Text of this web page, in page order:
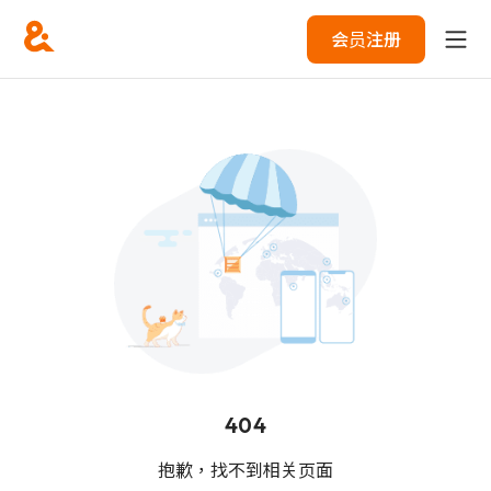
会员注册
404
抱歉，找不到相关页面